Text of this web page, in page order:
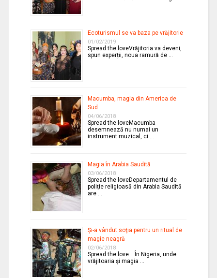
Ecoturismul se va baza pe vrăjitorie
01/02/2019
Spread the loveVrăjitoria va deveni,
spun experții, noua ramură de …
Macumba, magia din America de
Sud
04/06/2018
Spread the loveMacumba
desemnează nu numai un
instrument muzical, ci …
Magia în Arabia Saudită
03/06/2018
Spread the loveDepartamentul de
poliție religioasă din Arabia Saudită
are …
Şi-a vândut soţia pentru un ritual de
magie neagră
02/06/2018
Spread the love În Nigeria, unde
vrăjitoaria şi magia …